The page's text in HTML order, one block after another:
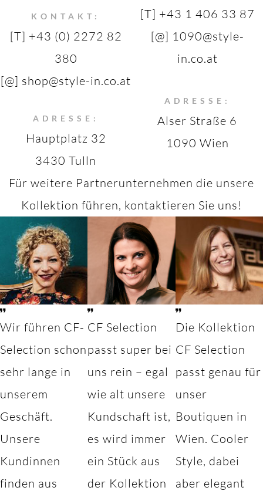
KONTAKT:
[T] +43 (0) 2272 82
380
[@] shop@style-in.co.at
ADRESSE:
Hauptplatz 32
3430 Tulln
[T] +43 1 406 33 87
[@] 1090@style-
in.co.at
ADRESSE:
Alser Straße 6
1090 Wien
Für weitere Partnerunternehmen die unsere
Kollektion führen, kontaktieren Sie uns!
Wir führen CF-
Selection schon
sehr lange in
unserem
Geschäft.
Unsere
Kundinnen
finden aus
CF Selection
passt super bei
uns rein – egal
wie alt unsere
Kundschaft ist,
es wird immer
ein Stück aus
der Kollektion
Die Kollektion
CF Selection
passt genau für
unser
Boutiquen in
Wien. Cooler
Style, dabei
aber elegant